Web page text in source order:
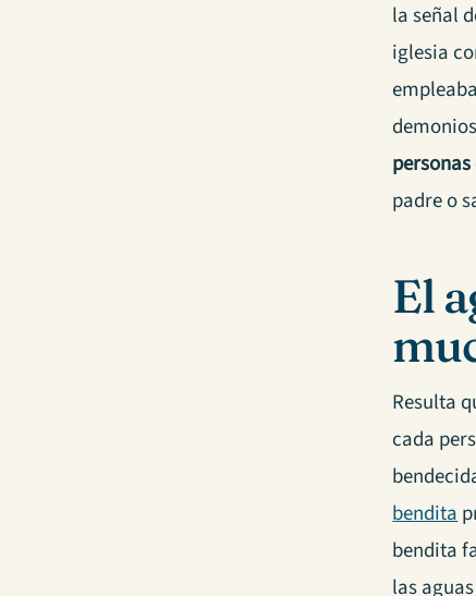
la señal
iglesia
padre o
El
Resulta
cada
bendita
bendita
las